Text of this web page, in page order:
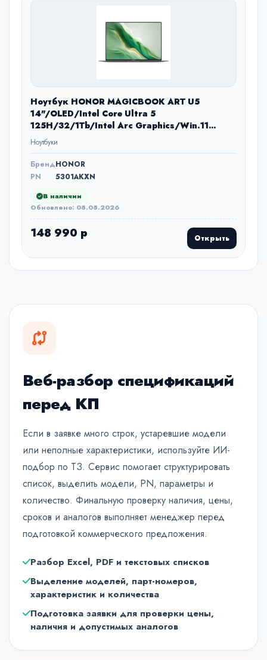
Ноутбук HONOR MAGICBOOK ART U5
14"/OLED/Intel Core Ultra 5
125H/32/1Tb/Intel Arc Graphics/Win.11
Home/зеленый/1.03 кг.
Ноутбуки
БрендHONOR
PN
5301AKXN
В наличии
Обновлено: 08.08.2026
148 990 р Открыть
Веб-разбор спецификаций
перед КП
Если в заявке много строк, устаревшие модели
или неполные характеристики, используйте ИИ-
подбор по ТЗ. Сервис помогает структурировать
список, выделить модели, PN, параметры и
количество. Финальную проверку наличия, цены,
сроков и аналогов выполняет менеджер перед
подготовкой коммерческого предложения.
Разбор Excel, PDF и текстовых списков
Выделение моделей, парт-номеров,
характеристик и количества
Подготовка заявки для проверки цены,
наличия и допустимых аналогов